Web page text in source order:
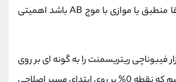
روند فیبوناچی دقیقا منطبق یا موازی با موج AB باشد اهمیتی
فیبوناچی ریتریسمنت را به گونه ای بر روی